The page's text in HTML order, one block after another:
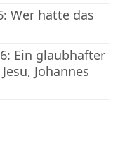
Wer hätte das
Ein glaubhafter
Johannes